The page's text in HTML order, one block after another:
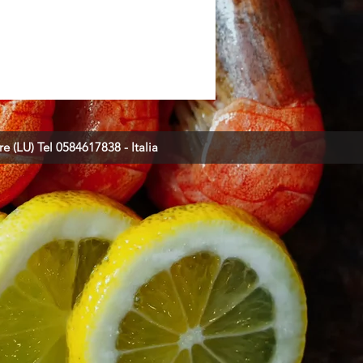
(LU) Tel 0584617838 - Italia